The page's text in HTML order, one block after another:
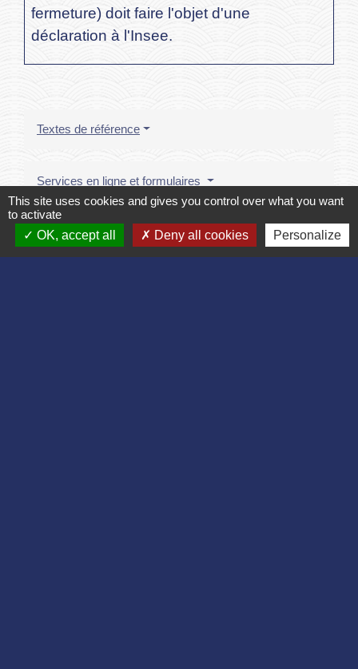
fermeture) doit faire l'objet d'une
déclaration à l'Insee.
Textes de référence
Services en ligne et formulaires
Et aussi
This site uses cookies and gives you control over what you want
to activate
OK, accept all
Deny all cookies Personalize